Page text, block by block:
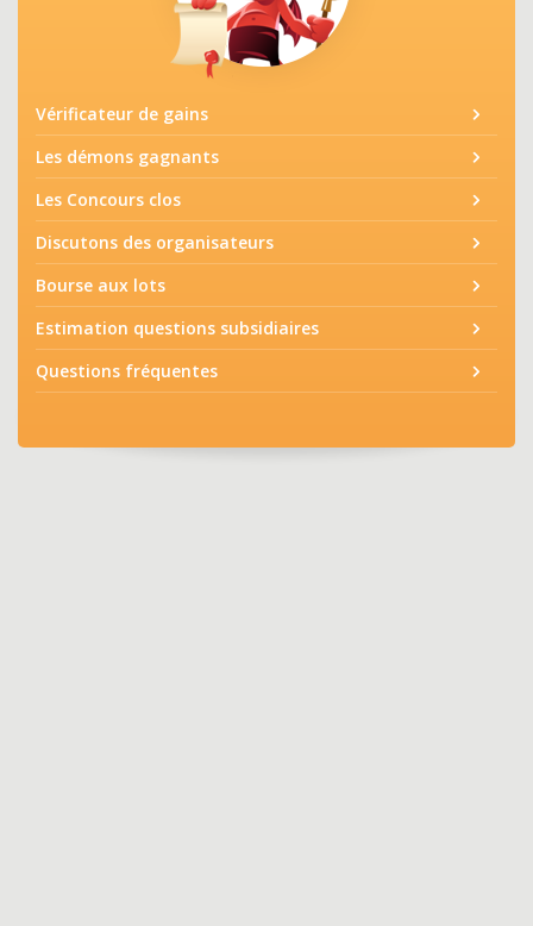
Vérificateur de gains
Les démons gagnants
Les Concours clos
Discutons des organisateurs
Bourse aux lots
Estimation questions subsidiaires
Questions fréquentes